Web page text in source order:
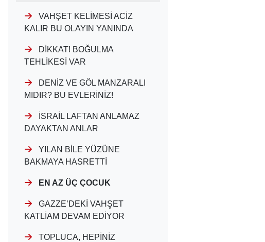
VAHŞET KELİMESİ ACİZ
KALIR BU OLAYIN YANINDA
DİKKAT! BOĞULMA
TEHLİKESİ VAR
DENİZ VE GÖL MANZARALI
MIDIR? BU EVLERİNİZ!
İSRAİL LAFTAN ANLAMAZ
DAYAKTAN ANLAR
YILAN BİLE YÜZÜNE
BAKMAYA HASRETTİ
EN AZ ÜÇ ÇOCUK
GAZZE’DEKİ VAHŞET
KATLİAM DEVAM EDİYOR
TOPLUCA, HEPİNİZ